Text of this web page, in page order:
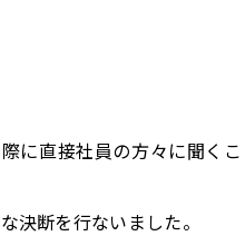
に直接社員の方々に聞く
決断を行ないました。